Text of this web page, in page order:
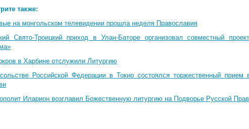
также:
на монгольском телевидении прошла неделя Православия
Свято-Троицкий приход в Улан-Баторе организовал совместный
в Харбине отслужили Литургию
Российской Федерации в Токио состоялся торжественный прием
Иларион возглавил Божественную литургию на Подворье Русской